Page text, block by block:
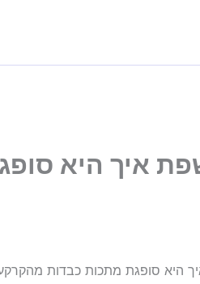
איך היא
היא סופגת מתכות כבדות